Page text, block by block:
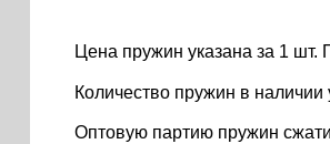
Цена пружин указана за 1 шт.
Количество пружин в наличии
Оптовую партию пружин